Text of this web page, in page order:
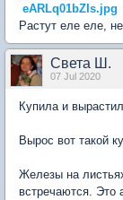
eARLq01bZIs.jpg
Растут еле еле,
Света Ш.
07 Jul 2020
Купила и
Вырос вот такой
Железы на
встречаются. Это